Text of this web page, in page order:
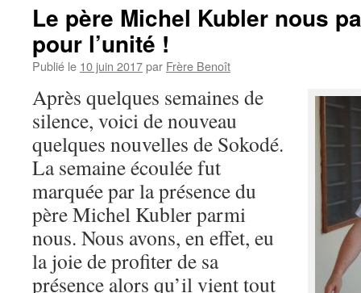
Le père Michel Kubler nous
pour l’unité !
Publié le 10 juin 2017par Frère Benoît
Après quelques semaines de
silence, voici de nouveau
quelques nouvelles de Sokodé.
La semaine écoulée fut
marquée par la présence du
père Michel Kubler parmi
nous. Nous avons, en effet, eu
la joie de profiter de sa
présence alors qu’il vient tout